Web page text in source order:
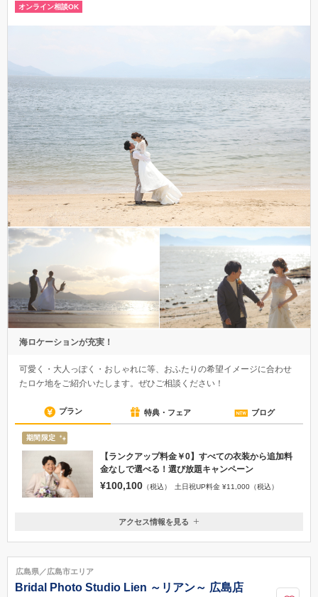
オンライン相談OK
海ロケーションが充実！
可愛く・大人っぽく・おしゃれに等、おふたりの希望イメージに合わせ
たロケ地をご紹介いたします。ぜひご相談ください！
プラン 特典・フェア ブログ
期間限定
【ランクアップ料金￥0】すべての衣装から追加料
金なしで選べる！選び放題キャンペーン
¥100,100 （税込） 土日祝UP料金 ¥11,000（税込）
広島県広島市中区鉄砲町5-21 大進ブライダル館 5階
利用下さい(駐車券サービスあり) ／ 広電（路面電車）白島線/女学院前
駅下車/徒歩2分
アクセス情報を見る
広島県／広島市エリア
Bridal Photo Studio Lien ～リアン～ 広島店